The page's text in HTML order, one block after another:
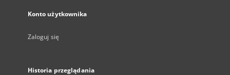
Konto użytkownika
Zaloguj się
Historia przeglądania